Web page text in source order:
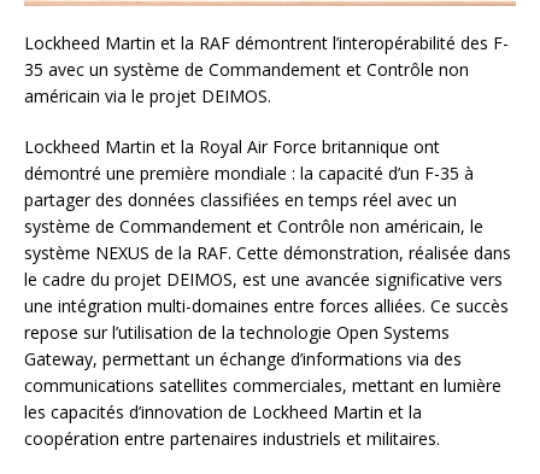
Lockheed Martin et la RAF démontrent l’interopérabilité des F-
35 avec un système de Commandement et Contrôle non
américain via le projet DEIMOS.
Lockheed Martin et la Royal Air Force britannique ont
démontré une première mondiale : la capacité d’un F-35 à
partager des données classifiées en temps réel avec un
système de Commandement et Contrôle non américain, le
système NEXUS de la RAF. Cette démonstration, réalisée dans
le cadre du projet DEIMOS, est une avancée significative vers
une intégration multi-domaines entre forces alliées. Ce succès
repose sur l’utilisation de la technologie Open Systems
Gateway, permettant un échange d’informations via des
communications satellites commerciales, mettant en lumière
les capacités d’innovation de Lockheed Martin et la
coopération entre partenaires industriels et militaires.